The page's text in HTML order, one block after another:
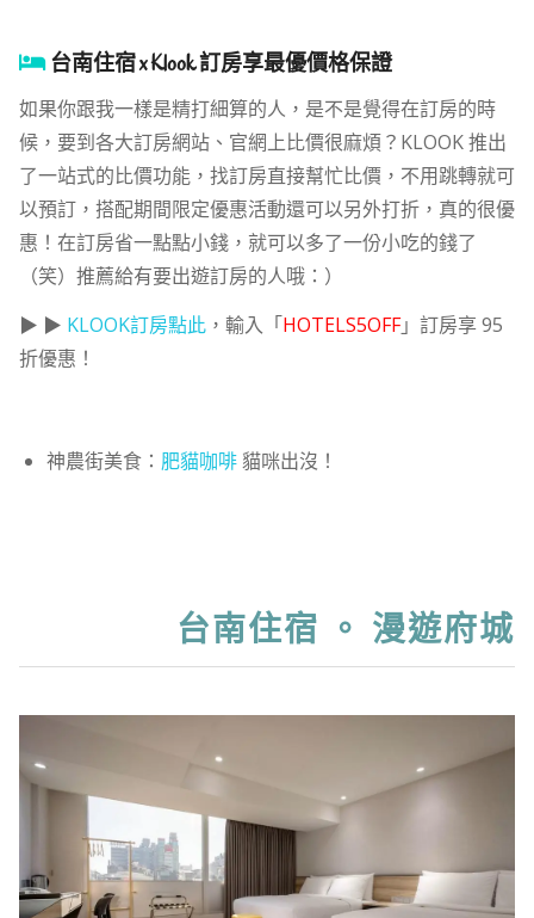
台南住宿 x Klook 訂房享最優價格保證
如果你跟我一樣是精打細算的人，是不是覺得在訂房的時
候，要到各大訂房網站、官網上比價很麻煩？KLOOK 推出
了一站式的比價功能，找訂房直接幫忙比價，不用跳轉就可
以預訂，搭配期間限定優惠活動還可以另外打折，真的很優
惠！在訂房省一點點小錢，就可以多了一份小吃的錢了
（笑）推薦給有要出遊訂房的人哦：）
▶ ▶ KLOOK訂房點此， 輸入「HOTELS5OFF」訂房享 95
折優惠！
神農街美食： 肥貓咖啡貓咪出沒！
台南住宿 。 漫遊府城